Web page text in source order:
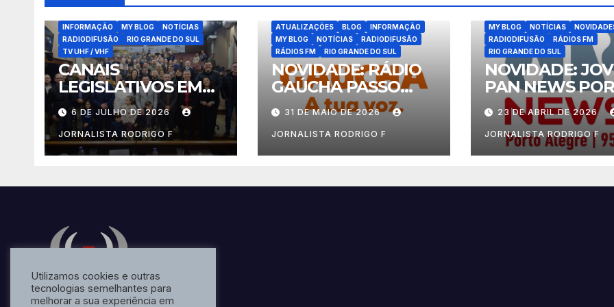
INFORMAÇÃO
MY BLOG
NOTÍCIAS
RADIODIFUSÃO
RIO GRANDE DO SUL
TV UHF / VHF
CANAIS
LEGISLATIVOS EM
CAXIAS DO SUL
6 DE JULHO DE 2026
JORNALISTA RODRIGO F
ATUALIZAÇÕES BLOG
INFORMAÇÃO
MY BLOG
NOTÍCIAS
RADIODIFUSÃO
RÁDIOS FM
RIO GRANDE DO SUL
NOVIDADE: RÁDIO
GAÚCHA PASSO
FUNDO
31 DE MAIO DE 2026
JORNALISTA RODRIGO F
MY BLOG
NOTÍCIAS
RADIODIFUSÃO
RÁDIOS FM
RIO GRANDE DO SUL
NOVIDADE:
PAN NEWS
ALEGRE
23 DE ABRIL DE 2026
JORNALISTA RODRIGO F
Utilizamos cookies e outras
tecnologias semelhantes para
melhorar a sua experiência em